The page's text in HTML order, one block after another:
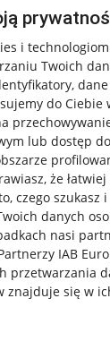
i
Twoich
do Ciebie
lub dostęp
że
czego szukasz
danych
nasi
IAB
przetwarzania
znajduje się w